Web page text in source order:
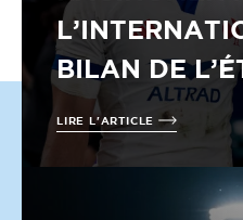
BILAN DE
LIRE L'ARTICLE